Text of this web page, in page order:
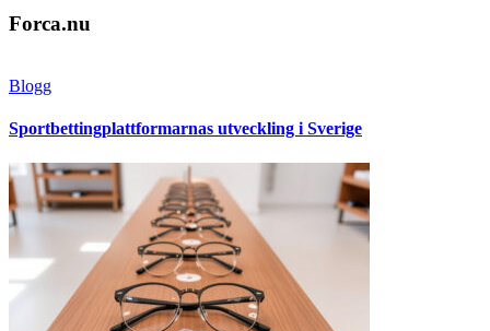
Forca.nu
Blogg
Sportbettingplattformarnas utveckling i Sverige